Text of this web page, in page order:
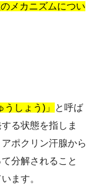
メカニズムについ
うしょう)」
と呼ば
る状態を指しま
ポクリン汗腺から
分解されること
ます。